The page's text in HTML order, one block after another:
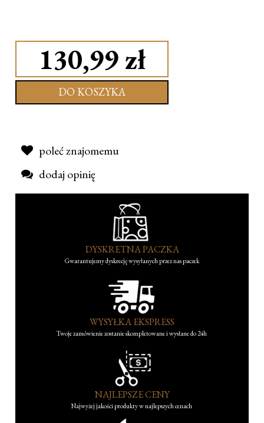
130,99 zł
DO KOSZYKA
poleć znajomemu
dodaj opinię
DYSKRETNA PACZKA
Gwarantujemy dyskrecję wysyłanych przez nas paczek
WYSYŁKA EKSPRESS
Twoje zamówienie zostanie skompletowane i wysłane do 24h
NAJLEPSZE CENY
Najwyżej jakości produkty w najlepszych cenach